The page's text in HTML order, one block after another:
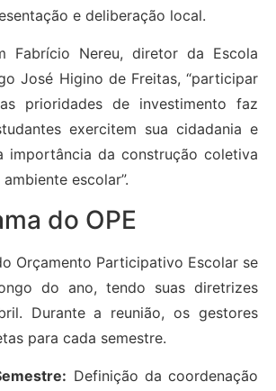
e deliberação local.
Fabrício Nereu, diretor da Escola
José Higino de Freitas, “participar
prioridades de investimento faz
exercitem sua cidadania e
importância da construção coletiva
escolar”.
do OPE
Orçamento Participativo Escolar se
do ano, tendo suas diretrizes
Durante a reunião, os gestores
para cada semestre.
Definição da coordenação